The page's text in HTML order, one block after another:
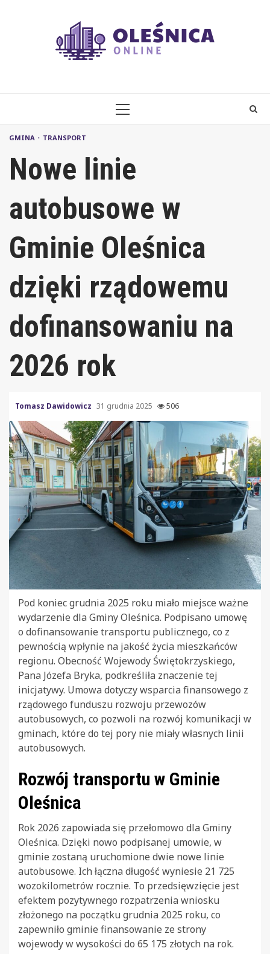
PRIMARY
GMINA TRANSPORT
Nowe linie
autobusowe w
Gminie Oleśnica
dzięki rządowemu
dofinansowaniu na
2026 rok
Tomasz Dawidowicz 31 grudnia 2025 506
Pod koniec grudnia 2025 roku miało miejsce ważne
wydarzenie dla Gminy Oleśnica. Podpisano umowę
o dofinansowanie transportu publicznego, co z
pewnością wpłynie na jakość życia mieszkańców
regionu. Obecność Wojewody Świętokrzyskiego,
Pana Józefa Bryka, podkreśliła znaczenie tej
inicjatywy. Umowa dotyczy wsparcia finansowego z
rządowego funduszu rozwoju przewozów
autobusowych, co pozwoli na rozwój komunikacji w
gminach, które do tej pory nie miały własnych linii
autobusowych.
Rozwój transportu w Gminie
Oleśnica
Rok 2026 zapowiada się przełomowo dla Gminy
Oleśnica. Dzięki nowo podpisanej umowie, w
gminie zostaną uruchomione dwie nowe linie
autobusowe. Ich łączna długość wyniesie 21 725
wozokilometrów rocznie. To przedsięwzięcie jest
efektem pozytywnego rozpatrzenia wniosku
złożonego na początku grudnia 2025 roku, co
zapewniło gminie finansowanie ze strony
wojewody w wysokości do 65 175 złotych na rok.